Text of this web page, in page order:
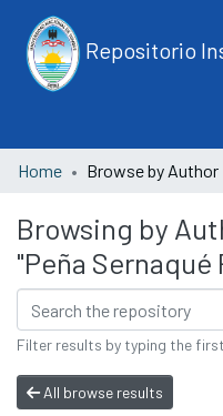
Repositorio
Home Browse by Author
Browsing by
"Peña Sernaqué
Filter results by typing the
All browse results